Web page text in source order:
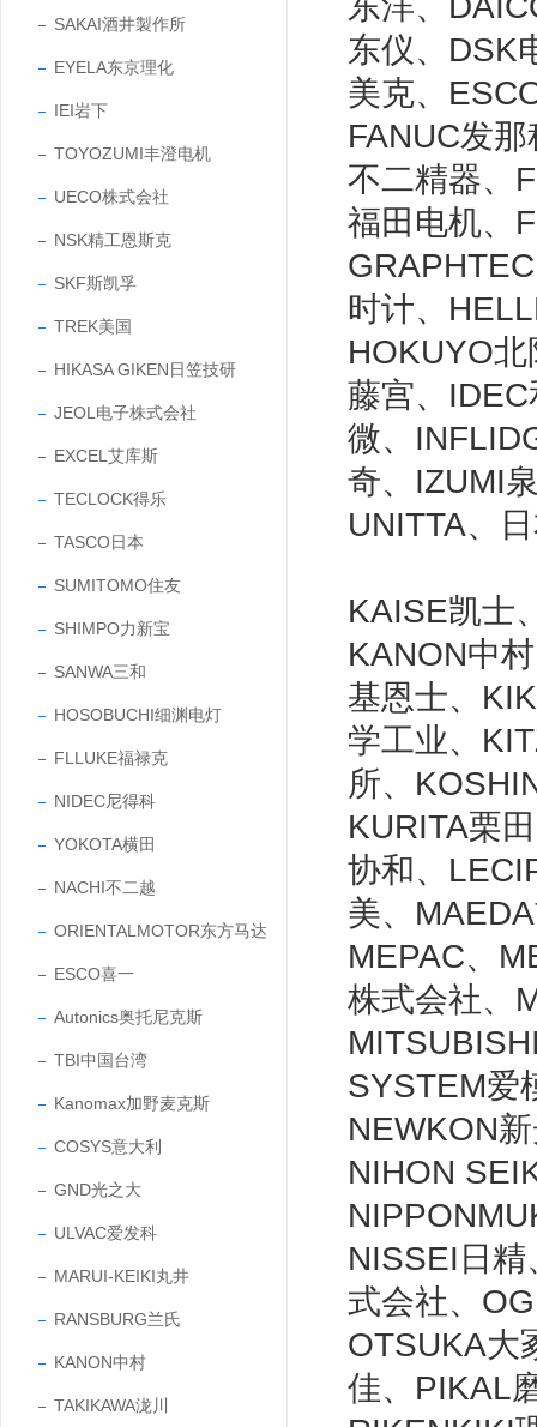
SAKAI酒井製作所
EYELA东京理化
IEI岩下
TOYOZUMI丰澄电机
UECO株式会社
NSK精工恩斯克
SKF斯凯孚
TREK美国
HIKASA GIKEN日笠技研
JEOL电子株式会社
EXCEL艾库斯
TECLOCK得乐
TASCO日本
SUMITOMO住友
SHIMPO力新宝
SANWA三和
HOSOBUCHI细渊电灯
FLLUKE福禄克
NIDEC尼得科
YOKOTA横田
NACHI不二越
ORIENTALMOTOR东方马达
ESCO喜一
Autonics奥托尼克斯
TBI中国台湾
Kanomax加野麦克斯
COSYS意大利
GND光之大
ULVAC爱发科
MARUI-KEIKI丸井
RANSBURG兰氏
KANON中村
TAKIKAWA泷川
东仪、DSK
美克、
FANUC发
不二精器、
福田电机、
时计、
HOKUYO
藤宫、
微、
奇、IZUMI
UNITTA、
KAISE凯士
KANON中
基恩士、
学工业、
所、
KURITA栗
协和、
美、
MEPAC、
株式会社、
SYSTEM爱
NEWKON
NIHON
NISSEI日精
式会社、
OTSUKA大
佳、PIKAL